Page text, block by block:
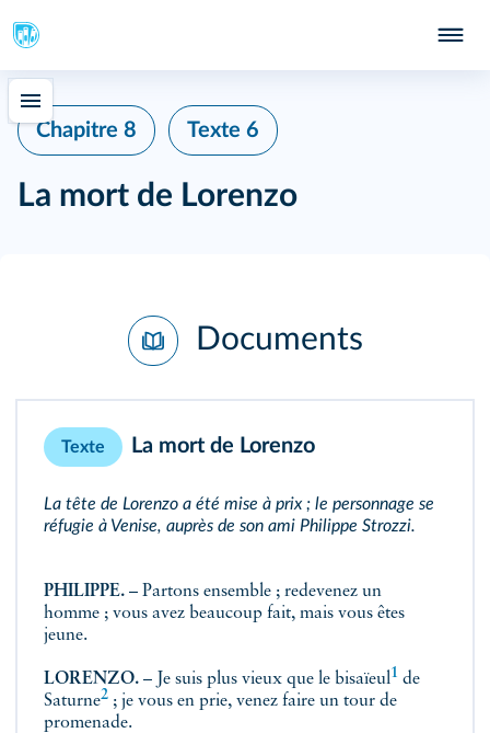
Chapitre 8 Texte 6
La mort de Lorenzo
Documents
Texte La mort de Lorenzo
La tête de Lorenzo a été mise à prix ; le personnage se
réfugie à Venise, auprès de son ami Philippe Strozzi.
PHILIPPE. – Partons ensemble ; redevenez un
homme ; vous avez beaucoup fait, mais vous êtes
jeune.
LORENZO. – Je suis plus vieux que le bisaïeul1 de
Saturne2 ; je vous en prie, venez faire un tour de
promenade.